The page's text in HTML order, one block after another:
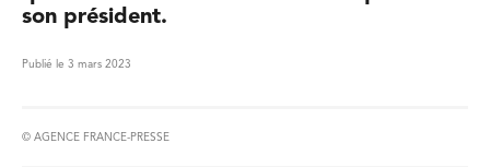
son président.
Publié le 3 mars 2023
© AGENCE FRANCE-PRESSE